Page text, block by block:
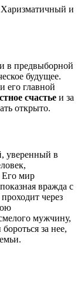
Харизматичный и
в предвыборной
будущее.
его главной
счастье и за
открыто.
уверенный в
Его мир
вражда с
через
мужчину,
за нее,